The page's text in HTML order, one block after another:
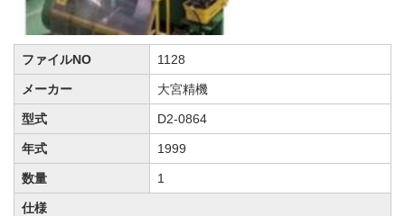
ファイルNO 1128
メーカー 大宮精機
型式 D2-0864
年式 1999
数量 1
仕様